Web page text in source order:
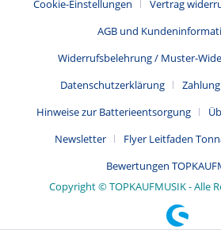
Cookie-Einstellungen Vertrag
AGB und
Widerrufsbelehrung / Muster-
Datenschutzerklärung
Hinweise zur Batterieentsorgung
Newsletter
Flyer Leitfaden
Bewertungen
Copyright © TOPKAUFMUSIK - Alle